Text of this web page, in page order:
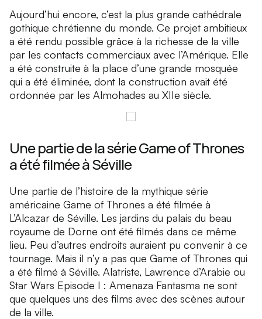
Aujourd’hui encore, c’est la plus grande cathédrale
gothique chrétienne du monde. Ce projet ambitieux
a été rendu possible grâce à la richesse de la ville
par les contacts commerciaux avec l’Amérique. Elle
a été construite à la place d’une grande mosquée
qui a été éliminée, dont la construction avait été
ordonnée par les Almohades au XIIe siècle.
Une partie de la série Game of Thrones
a été filmée à Séville
Une partie de l’histoire de la mythique série
américaine Game of Thrones a été filmée à
L’Alcazar de Séville. Les jardins du palais du beau
royaume de Dorne ont été filmés dans ce même
lieu. Peu d’autres endroits auraient pu convenir à ce
tournage. Mais il n’y a pas que Game of Thrones qui
a été filmé à Séville. Alatriste, Lawrence d’Arabie ou
Star Wars Episode I : Amenaza Fantasma ne sont
que quelques uns des films avec des scènes autour
de la ville.